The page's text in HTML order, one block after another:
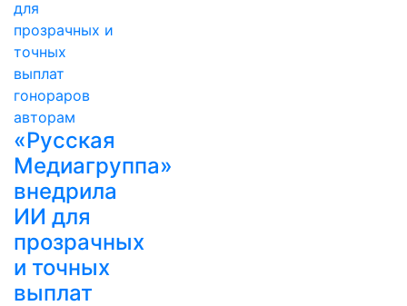
«Русская
Медиагруппа»
внедрила
ИИ для
прозрачных
и точных
выплат